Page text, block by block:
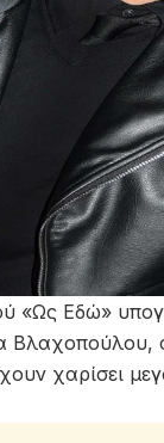
«Ως Εδώ»
Βλαχοπούλου,
χαρίσει